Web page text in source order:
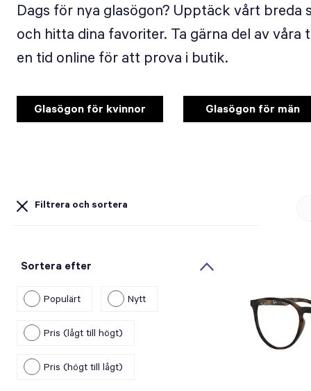
Dags för nya glasögon? Upptäck vårt breda
och hitta dina favoriter. Ta gärna del av våra
en tid online för att prova i butik.
Glasögon för kvinnor Glasögon för män
Filtrera och sortera
Sortera efter
Populärt Nytt
Pris (lågt till högt)
Pris (högt till lågt)